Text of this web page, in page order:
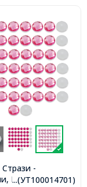
...(УТ100014701)
Стрази -
Грановані,